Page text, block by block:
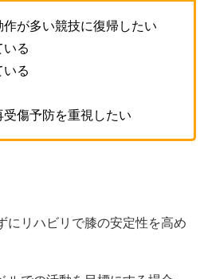
が多い競技に復帰したい
いる
いる
傷予防を重視したい
にリハビリで膝の安定性を高め